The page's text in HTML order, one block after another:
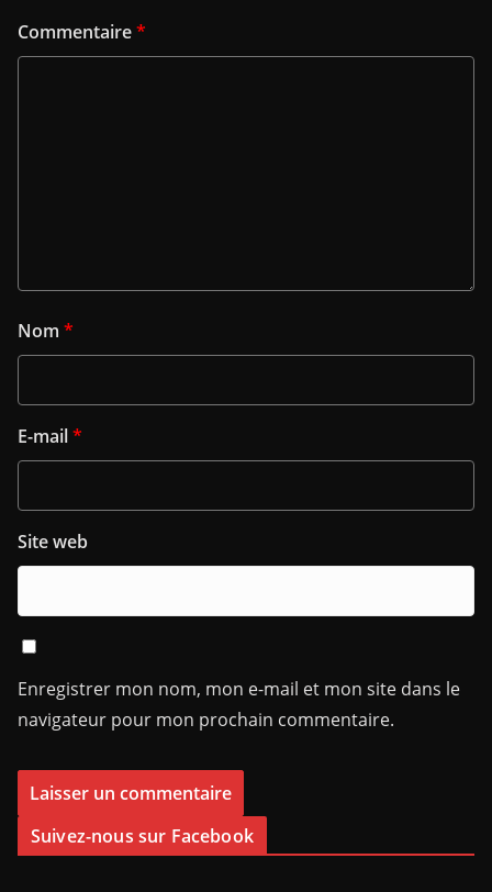
Commentaire*
Nom *
E-mail*
Site web
Enregistrer mon nom, mon e-mail et mon site dans le
navigateur pour mon prochain commentaire.
Suivez-nous sur Facebook